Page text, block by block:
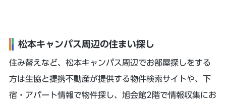
松本キャンパス周辺の住まい探し
住み替えなど、松本キャンパス周辺でお部屋探しをする
方は生協と提携不動産が提供する物件検索サイトや、下
宿・アパート情報で物件探し、旭会館2階で情報収集にお